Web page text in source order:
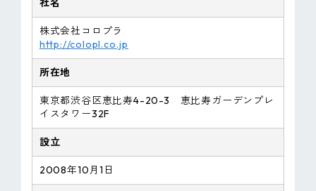
社名
株式会社コロプラ
http://colopl.co.jp
所在地
東京都渋谷区恵比寿4-20-3 恵比寿ガーデンプレ
イスタワー32F
設立
2008年10月1日